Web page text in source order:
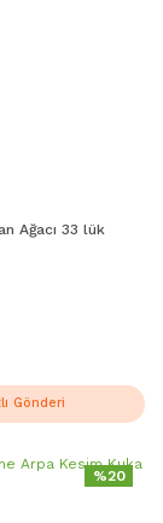
Ağacı 33 lük
Gönderi
%20